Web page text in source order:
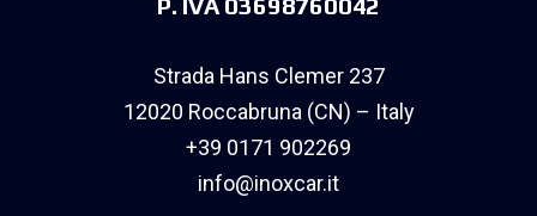
P. IVA 03698760042
Strada Hans Clemer 237
12020 Roccabruna (CN) – Italy
+39 0171 902269
info@inoxcar.it